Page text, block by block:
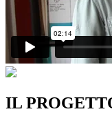
IL